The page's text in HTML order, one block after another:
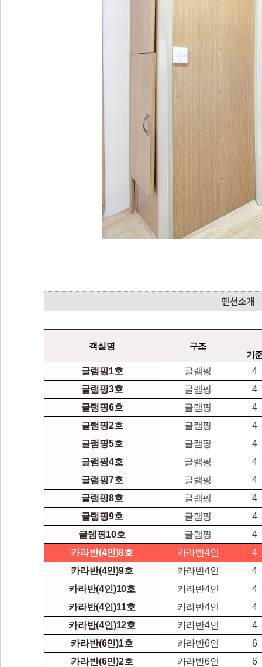
객실명
구조
기
글램핑1호
글램핑
4
글램핑3호
글램핑
4
글램핑6호
글램핑
4
글램핑2호
글램핑
4
글램핑5호
글램핑
4
글램핑4호
글램핑
4
글램핑7호
글램핑
4
글램핑8호
글램핑
4
글램핑9호
글램핑
4
글램핑10호
글램핑
4
카라반(4인)8호
카라반4인
4
카라반(4인)9호
카라반4인
4
카라반(4인)10호
카라반4인
4
카라반(4인)11호
카라반4인
4
카라반(4인)12호
카라반4인
4
카라반(6인)1호
카라반6인
6
카라반(6인)2호
카라반6인
6